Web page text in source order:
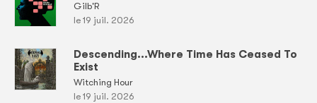
Gilb'R
le 19 juil. 2026
Descending...Where Time Has Ceased To
Exist
Witching Hour
le 19 juil. 2026